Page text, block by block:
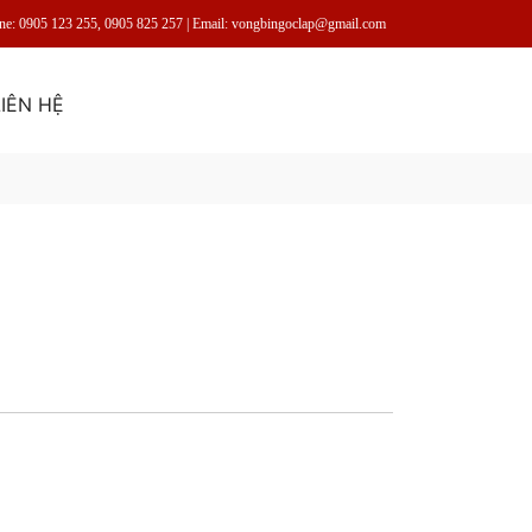
0905 123 255, 0905 825 257 | Email: vongbingoclap@gmail.com
HỆ